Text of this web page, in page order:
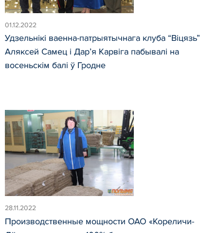
01.12.2022
Удзельнікі ваенна-патрыятычнага клуба “Віцязь”
Аляксей Самец і Дар’я Карвіга пабывалі на
восеньскім балі ў Гродне
28.11.2022
Производственные мощности ОАО «Кореличи-